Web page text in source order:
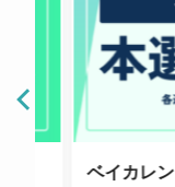
ベイカレ